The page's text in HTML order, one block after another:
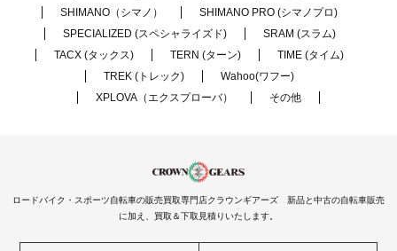
SHIMANO（シマノ）
SHIMANO PRO (シマノプロ)
SPECIALIZED (スペシャライズド)
SRAM (スラム)
TACX (タックス)
TERN (ターン)
TIME (タイム)
TREK (トレック)
Wahoo(ワフー)
XPLOVA（エクスプローバ）
その他
ロードバイク・スポーツ自転車の販売買取専門店クラウンギアーズ 新品と中古の自転車販売
に加え、買取＆下取見積りいたします。